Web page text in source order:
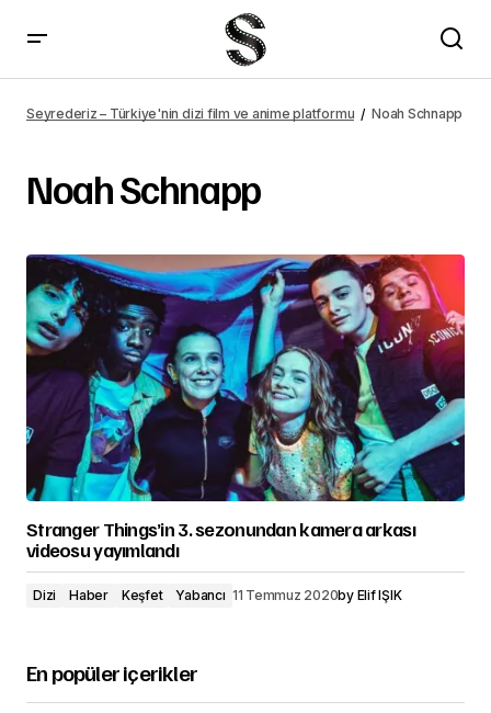
Seyrederiz – Türkiye'nin dizi film ve anime platformu Noah Schnapp
Noah Schnapp
Stranger Things’in 3. sezonundan kamera arkası
videosu yayımlandı
Dizi Haber Keşfet Yabancı 11 Temmuz 2020by Elif IŞIK
En popüler içerikler